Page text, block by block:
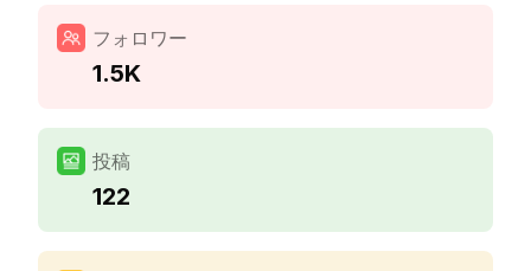
フォロワー
1.5K
投稿
122